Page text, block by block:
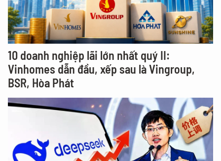
10 doanh nghiệp lãi lớn nhất quý II:
Vinhomes dẫn đầu, xếp sau là Vingroup,
BSR, Hòa Phát